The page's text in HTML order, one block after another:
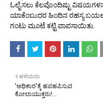
ಓಲೈಸಲು ಕೆಲವೊಂದಿಷ್ಟು
ಯಾಕೆಂಬುದರ ಹಿಂದಿನ ರಹಸ್ಯ
ಗಂಟು ಮೂಟೆ ಕಟ್ಟಿ ವಾಪಸಾಯಿತು.
ಹಳೆಯದು
'ಅಧಿಕಾರ'ಕ್ಕೆ ಹಪಹಪಿಸುವ
ಕೋಲಾಯುಕ್ತರು!...